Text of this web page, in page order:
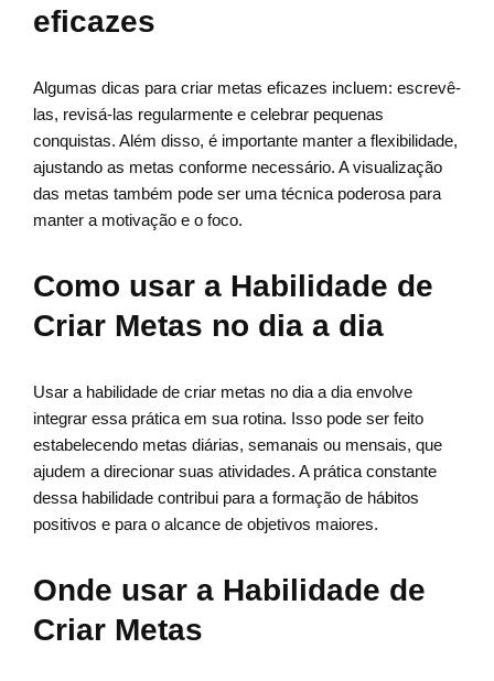
eficazes
Algumas dicas para criar metas eficazes incluem: escrevê-
las, revisá-las regularmente e celebrar pequenas
conquistas. Além disso, é importante manter a flexibilidade,
ajustando as metas conforme necessário. A visualização
das metas também pode ser uma técnica poderosa para
manter a motivação e o foco.
Como usar a Habilidade de
Criar Metas no dia a dia
Usar a habilidade de criar metas no dia a dia envolve
integrar essa prática em sua rotina. Isso pode ser feito
estabelecendo metas diárias, semanais ou mensais, que
ajudem a direcionar suas atividades. A prática constante
dessa habilidade contribui para a formação de hábitos
positivos e para o alcance de objetivos maiores.
Onde usar a Habilidade de
Criar Metas